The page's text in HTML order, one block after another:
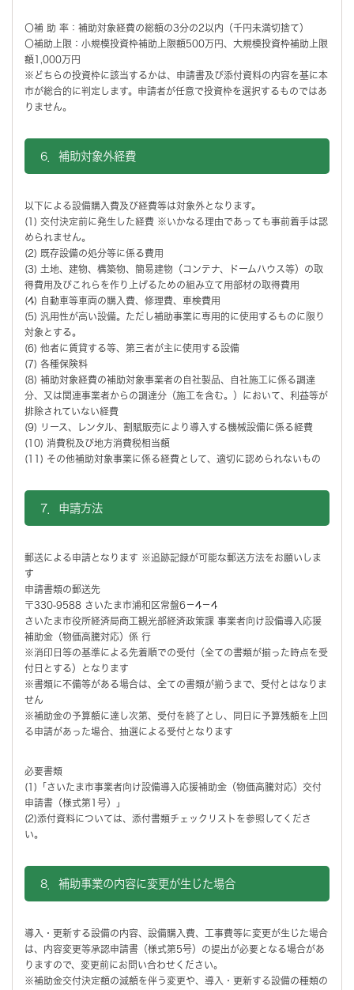
〇補 助 率：補助対象経費の総額の3分の2以内（千円未満切捨て）
〇補助上限：小規模投資枠補助上限額500万円、大規模投資枠補助上限
額1,000万円
※どちらの投資枠に該当するかは、申請書及び添付資料の内容を基に本
市が総合的に判定します。申請者が任意で投資枠を選択するものではあ
りません。
6．補助対象外経費
以下による設備購入費及び経費等は対象外となります。
(1) 交付決定前に発生した経費 ※いかなる理由であっても事前着手は認
められません。
(2) 既存設備の処分等に係る費用
(3) 土地、建物、構築物、簡易建物（コンテナ、ドームハウス等）の取
得費用及びこれらを作り上げるための組み立て用部材の取得費用
(4) 自動車等車両の購入費、修理費、車検費用
(5) 汎用性が高い設備。ただし補助事業に専用的に使用するものに限り
対象とする。
(6) 他者に賃貸する等、第三者が主に使用する設備
(7) 各種保険料
(8) 補助対象経費の補助対象事業者の自社製品、自社施工に係る調達
分、又は関連事業者からの調達分（施工を含む。）において、利益等が
排除されていない経費
(9) リース、レンタル、割賦販売により導入する機械設備に係る経費
(10) 消費税及び地方消費税相当額
(11) その他補助対象事業に係る経費として、適切に認められないもの
7．申請方法
郵送による申請となります ※追跡記録が可能な郵送方法をお願いしま
す
申請書類の郵送先
〒330-9588 さいたま市浦和区常盤6－4－4
さいたま市役所経済局商工観光部経済政策課 事業者向け設備導入応援
補助金（物価高騰対応）係 行
※消印日等の基準による先着順での受付（全ての書類が揃った時点を受
付日とする）となります
※書類に不備等がある場合は、全ての書類が揃うまで、受付とはなりま
せん
※補助金の予算額に達し次第、受付を終了とし、同日に予算残額を上回
る申請があった場合、抽選による受付となります
必要書類
(1)「さいたま市事業者向け設備導入応援補助金（物価高騰対応）交付
申請書（様式第1号）」
(2)添付資料については、添付書類チェックリストを参照してくださ
い。
8．補助事業の内容に変更が生じた場合
導入・更新する設備の内容、設備購入費、工事費等に変更が生じた場合
は、内容変更等承認申請書（様式第5号）の提出が必要となる場合があ
りますので、変更前にお問い合わせください。
※補助金交付決定額の減額を伴う変更や、導入・更新する設備の種類の